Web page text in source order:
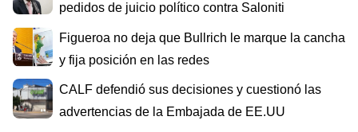
pedidos de juicio político contra Saloniti
Figueroa no deja que Bullrich le marque la cancha
y fija posición en las redes
CALF defendió sus decisiones y cuestionó las
advertencias de la Embajada de EE.UU